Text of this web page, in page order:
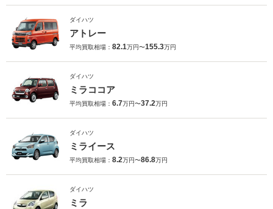
ダイハツ
アトレー
平均買取相場： 82.1万円〜155.3万円
ダイハツ
ミラココア
平均買取相場： 6.7万円〜37.2万円
ダイハツ
ミライース
平均買取相場： 8.2万円〜86.8万円
ダイハツ
ミラ